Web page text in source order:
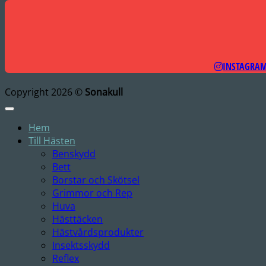
Copyright 2026 © Sonakull
Hem
Till Hästen
Benskydd
Bett
Borstar och Skötsel
Grimmor och Rep
Huva
Hästtäcken
Hästvårdsprodukter
Insektsskydd
Reflex